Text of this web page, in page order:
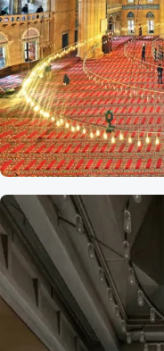
Referans
Selimiye
Camii